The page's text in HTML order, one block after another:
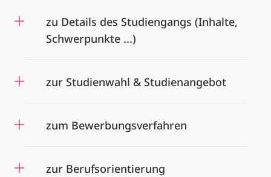
zu Details des Studiengangs (Inhalte,
Schwerpunkte ...)
zur Studienwahl & Studienangebot
zum Bewerbungsverfahren
zur Berufsorientierung